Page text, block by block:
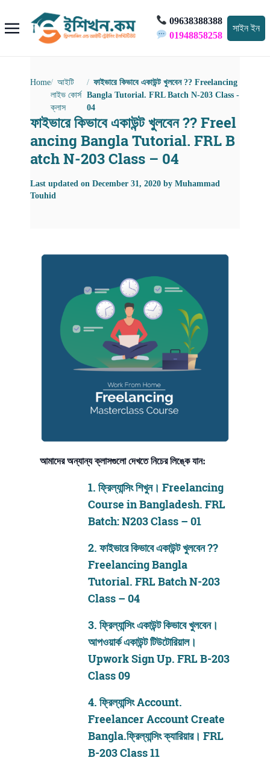
09638388388
01948858258
সাইন ইন
Home
আইটি
লাইভ কোর্স
ক্লাস
ফাইভারে কিভাবে একাউন্ট খুলবেন ?? Freelancing
Bangla Tutorial. FRL Batch N-203 Class -
04
ফাইভারে কিভাবে একাউন্ট খুলবেন ?? Freel
ancing Bangla Tutorial. FRL B
atch N-203 Class – 04
Last updated on December 31, 2020 by Muhammad
Touhid
আমাদের অন্যান্য ক্লাসগুলো দেখতে নিচের লিঙ্কে যান:
1. ফ্রিল্যান্সিং শিখুন। Freelancing
Course in Bangladesh. FRL
Batch: N203 Class – 01
2. ফাইভারে কিভাবে একাউন্ট খুলবেন ??
Freelancing Bangla
Tutorial. FRL Batch N-203
Class – 04
3. ফ্রিল্যান্সিং একাউন্ট কিভাবে খুলবেন।
আপওয়ার্ক একাউন্ট টিউটোরিয়াল।
Upwork Sign Up. FRL B-203
Class 09
4. ফ্রিল্যান্সিং Account.
Freelancer Account Create
Bangla.ফ্রিল্যান্সিং ক্যারিয়ার। FRL
B-203 Class 11